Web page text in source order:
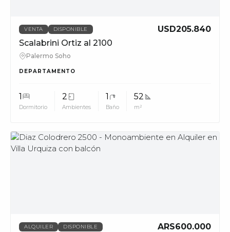
VENTA DISPONIBLE
USD205.840
Scalabrini Ortiz al 2100
Palermo Soho
DEPARTAMENTO
1
Dormitorio
2
Ambientes
1
Baño
52
m²
MUV
ALQUILER DISPONIBLE
ARS600.000